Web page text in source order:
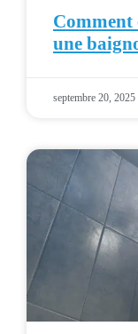
Comment
une
septembre 20, 2025